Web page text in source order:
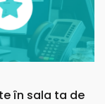
în sala ta de